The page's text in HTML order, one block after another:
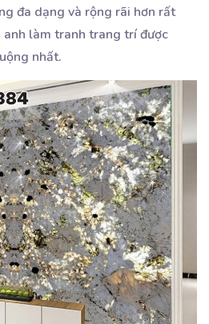
đa dạng và rộng rãi hơn rất
làm tranh trang trí được
nhất.